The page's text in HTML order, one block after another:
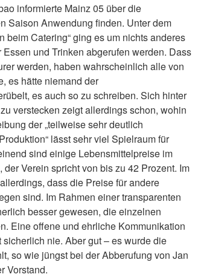
informierte Mainz 05 über die
Saison Anwendung finden. Unter dem
beim Catering“ ging es um nichts anderes
und Trinken abgerufen werden. Dass
werden, haben wahrscheinlich alle von
es hätte niemand der
es auch so zu schreiben. Sich hinter
verstecken zeigt allerdings schon, wohin
der „teilweise sehr deutlich
lässt sehr viel Spielraum für
sind einige Lebensmittelpreise im
Verein spricht von bis zu 42 Prozent. Im
dass die Preise für andere
sind. Im Rahmen einer transparenten
besser gewesen, die einzelnen
Eine offene und ehrliche Kommunikation
nie. Aber gut – es wurde die
so wie jüngst bei der Abberufung von Jan
Vorstand.